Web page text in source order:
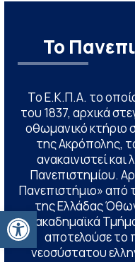
Ανοίξτε τη γραμμή εργαλείων
Το
Το Ε.Κ.Π.Α. το
του 1837, αρχικά
οθωμανικό κτήριο
της Ακρόπολης,
ανακαινιστεί
Πανεπιστημίου.
Πανεπιστήμιο» από
της Ελλάδας
ακαδημαϊκά
αποτελούσε το
νεοσύστατου